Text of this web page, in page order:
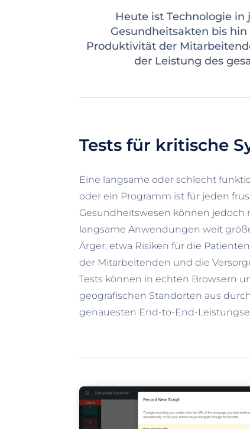
Heute ist Technologie
Gesundheitsakten bis
Produktivität der
der Leistung des
Tests für kritische
Eine langsame oder schlecht
oder ein Programm ist für jeden
Gesundheitswesen können jedoch
langsame Anwendungen weit
Ärger, etwa Risiken für die
der Mitarbeitenden und die
Tests können in echten Browsern
geografischen Standorten aus
genauesten End-to-End-